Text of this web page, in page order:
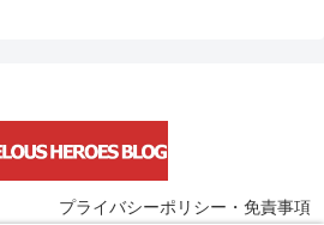
プライバシーポリシー・免責事項